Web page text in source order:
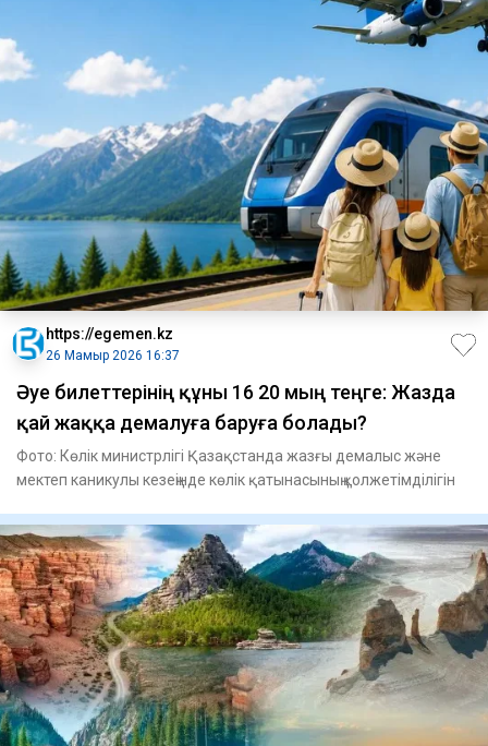
https://egemen.kz
26 Мамыр 2026 16:37
Әуе билеттерінің құны 16 20 мың теңге: Жазда
қай жаққа демалуға баруға болады?
Фото: Көлік министрлігі Қазақстанда жазғы демалыс және
мектеп каникулы кезеңінде көлік қатынасының қолжетімділігін